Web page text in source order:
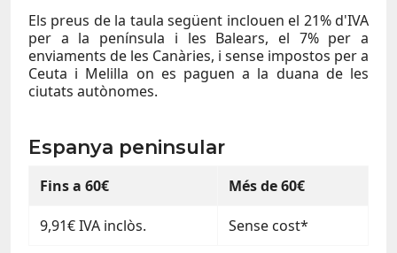
Els preus de la taula següent inclouen el 21% d'IVA
per a la península i les Balears, el 7% per a
enviaments de les Canàries, i sense impostos per a
Ceuta i Melilla on es paguen a la duana de les
ciutats autònomes.
Espanya peninsular
Fins a 60€ Més de 60€
9,91€ IVA inclòs. Sense cost*